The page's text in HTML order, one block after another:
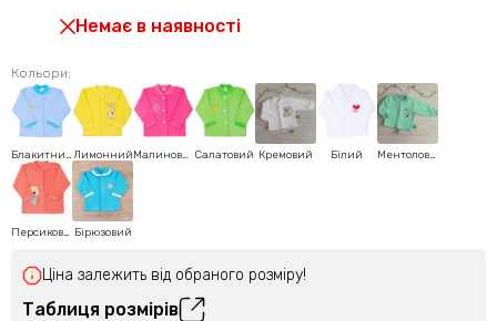
Немає в наявності
Кольори:
БлакитнийЛимонний Малиновий Салатовий Кремовий Білий Ментоловий
Персиковий Бірюзовий
Ціна залежить від обраного розміру!
Таблиця розмірів